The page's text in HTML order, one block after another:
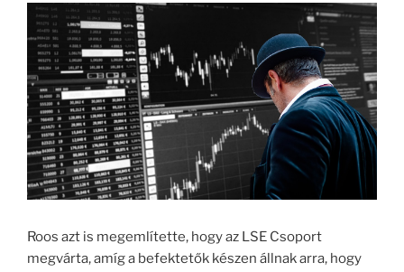
Roos azt is megemlítette, hogy az LSE Csoport
megvárta, amíg a befektetők készen állnak arra, hogy